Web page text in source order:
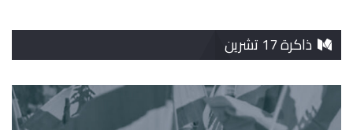
ذاكرة 17 تشرين